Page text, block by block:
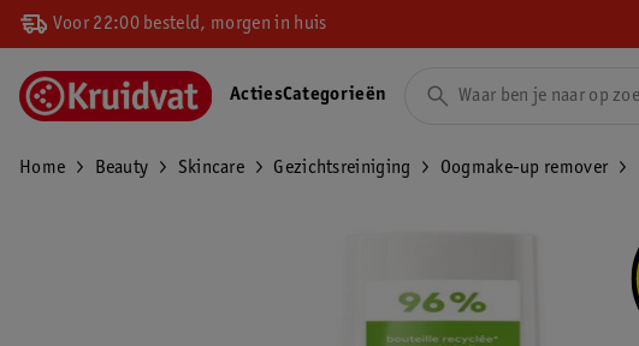
Voor 22:00 besteld, morgen in huis
ActiesCategorieën
Home Beauty Skincare Gezichtsreiniging Oogmake-up remover